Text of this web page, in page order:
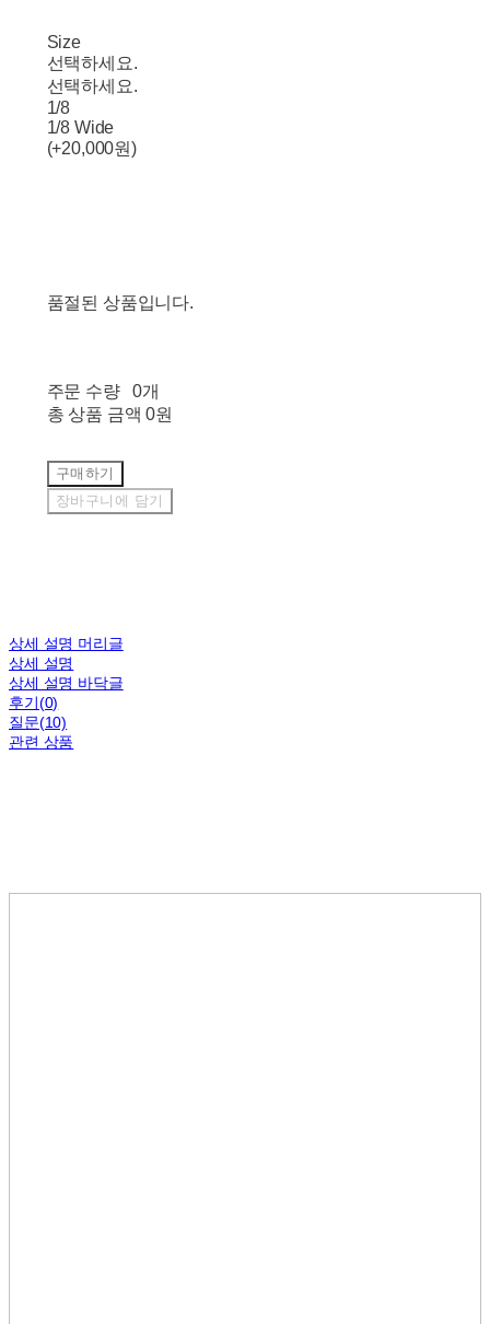
Size
선택하세요.
선택하세요.
1/8
1/8 Wide
(+20,000원)
품절된 상품입니다.
주문 수량
0개
총 상품 금액 0원
구매하기
장바구니에 담기
상세 설명 머리글
상세 설명
상세 설명 바닥글
후기(0)
질문(10)
관련 상품